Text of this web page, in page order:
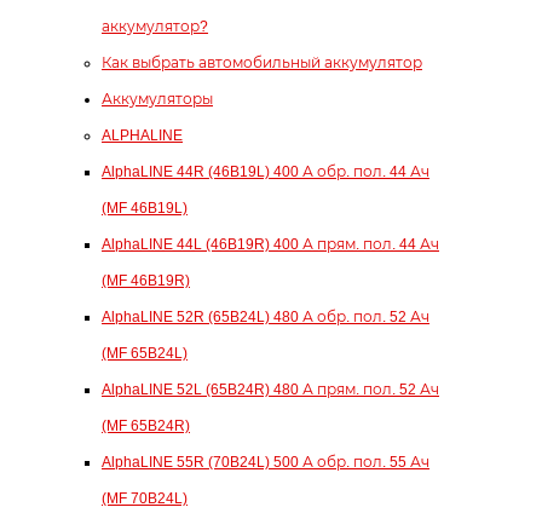
аккумулятор?
Как выбрать автомобильный аккумулятор
Аккумуляторы
ALPHALINE
AlphaLINE 44R (46B19L) 400 А обр. пол. 44 Ач
(MF 46B19L)
AlphaLINE 44L (46B19R) 400 А прям. пол. 44 Ач
(MF 46B19R)
AlphaLINE 52R (65B24L) 480 А обр. пол. 52 Ач
(MF 65B24L)
AlphaLINE 52L (65B24R) 480 А прям. пол. 52 Ач
(MF 65B24R)
AlphaLINE 55R (70B24L) 500 А обр. пол. 55 Ач
(MF 70B24L)